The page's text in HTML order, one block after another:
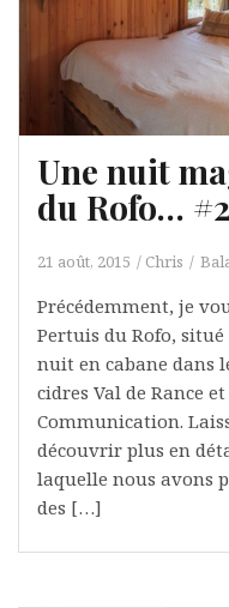
Une nuit
du Rofo… #2
21 août, 2015 Chris
Précédemment, je
Pertuis du Rofo, situé
nuit en cabane dans
cidres Val de Rance
Communication.
découvrir plus en
laquelle nous avons
des […]